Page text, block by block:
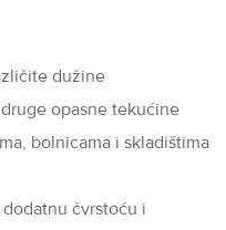
dužine
opasne tekućine
bolnicama i skladištima
čvrstoću i